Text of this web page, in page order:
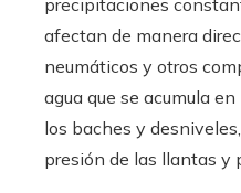
afectan de manera
neumáticos y otros
agua que se acumula
los baches y
presión de las llantas y